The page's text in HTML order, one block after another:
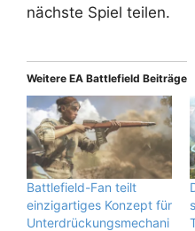
nächste Spiel teilen.
Weitere EA Battlefield Beiträge
Battlefield-Fan teilt
einzigartiges Konzept für
Unterdrückungsmechani